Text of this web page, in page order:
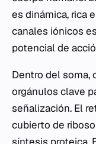
es dinámica, rica
canales iónicos
potencial de
Dentro del soma,
orgánulos clave
señalización. El
cubierto de